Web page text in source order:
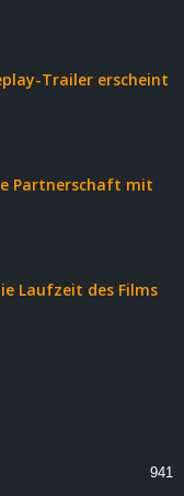
Trailer erscheint
Partnerschaft mit
Laufzeit des Films
941